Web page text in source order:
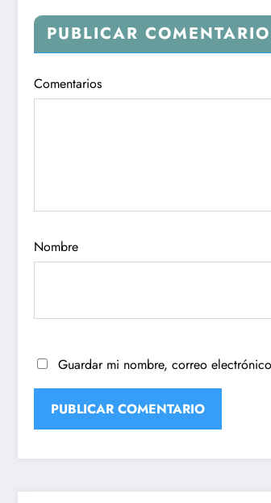
PUBLICAR COMENTARIO
Comentarios
Nombre
Guardar mi nombre, correo